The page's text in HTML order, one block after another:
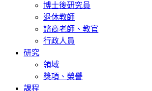
博士後研究員
退休教師
諮商老師、教官
行政人員
研究
領域
獎項、榮譽
課程